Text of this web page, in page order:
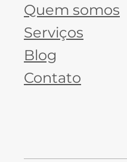
Quem somos
Serviços
Blog
Contato